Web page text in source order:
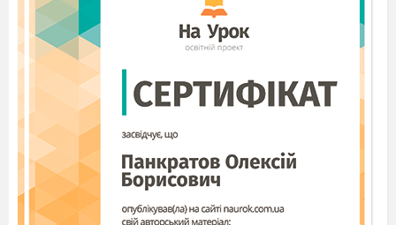
3.The storm ( start) when they (drive) home yesterday.
4.Betty (clean) her house before her parents ( come)
back home.
5.Mary (prepare) to her exams from 4 to 7 yesterday.
6.The ship (return) yesterday.
Level IV
Write about the places of interest you can
recommend